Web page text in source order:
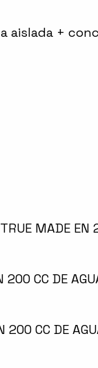
aislada +
MADE EN
200 CC DE
200 CC DE